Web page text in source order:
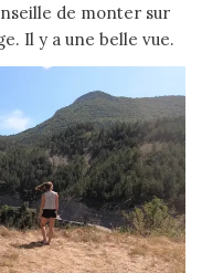
de monter sur
Il y a une belle vue.